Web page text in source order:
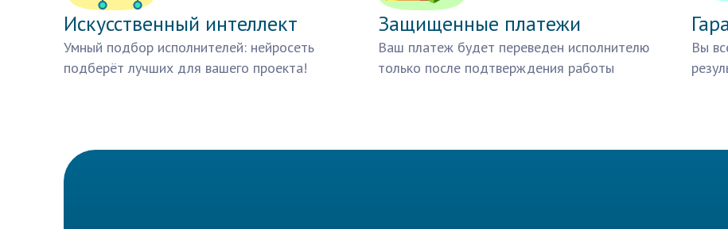
Искусственный интеллект
Умный подбор исполнителей: нейросеть
подберёт лучших для вашего проекта!
Защищенные платежи
Ваш платеж будет переведен исполнителю
только после подтверждения работы
Вы